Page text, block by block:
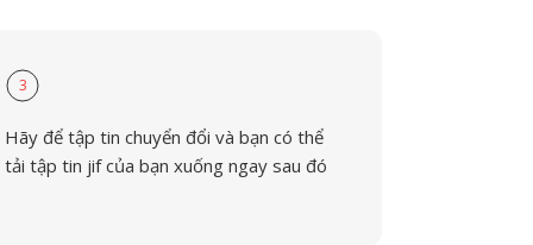
3
Hãy để tập tin chuyển đổi và bạn có thể
tải tập tin jif của bạn xuống ngay sau đó